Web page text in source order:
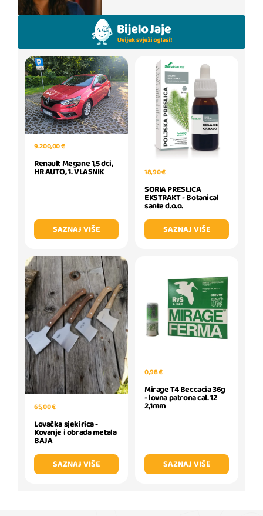
9.200,00 €
Renault Megane 1,5 dci,
HR AUTO, 1. VLASNIK
SAZNAJ VIŠE
18,90 €
SORIA PRESLICA
EKSTRAKT - Botanical
sante d.o.o.
SAZNAJ VIŠE
65,00 €
Lovačka sjekirica -
Kovanje i obrada metala
BAJA
SAZNAJ VIŠE
0,98 €
Mirage T4 Beccacia 36g
- lovna patrona cal. 12
2,1mm
SAZNAJ VIŠE